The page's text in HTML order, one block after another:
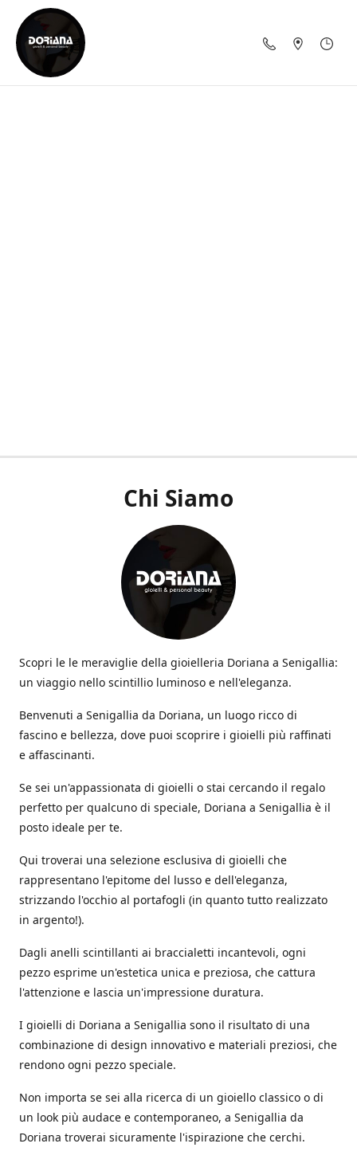
Chi Siamo
Scopri le le meraviglie della gioielleria Doriana a Senigallia:
un viaggio nello scintillio luminoso e nell'eleganza.
Benvenuti a Senigallia da Doriana, un luogo ricco di
fascino e bellezza, dove puoi scoprire i gioielli più raffinati
e affascinanti.
Se sei un'appassionata di gioielli o stai cercando il regalo
perfetto per qualcuno di speciale, Doriana a Senigallia è il
posto ideale per te.
Qui troverai una selezione esclusiva di gioielli che
rappresentano l'epitome del lusso e dell'eleganza,
strizzando l'occhio al portafogli (in quanto tutto realizzato
in argento!).
Dagli anelli scintillanti ai braccialetti incantevoli, ogni
pezzo esprime un'estetica unica e preziosa, che cattura
l'attenzione e lascia un'impressione duratura.
I gioielli di Doriana a Senigallia sono il risultato di una
combinazione di design innovativo e materiali preziosi, che
rendono ogni pezzo speciale.
Non importa se sei alla ricerca di un gioiello classico o di
un look più audace e contemporaneo, a Senigallia da
Doriana troverai sicuramente l'ispirazione che cerchi.